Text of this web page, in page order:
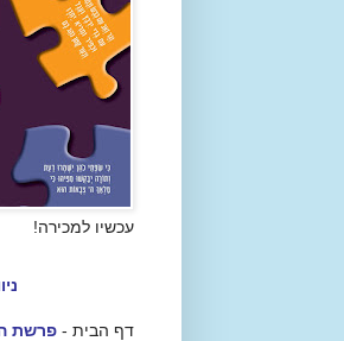
עכשיו למכירה!
דף הבית - פרשת